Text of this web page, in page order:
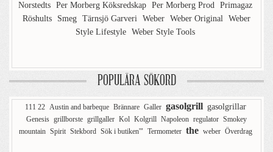
Norstedts Per Morberg Köksredskap Per Morberg Prod Primagaz
Röshults
Smeg Tärnsjö Garveri Weber Weber Original Weber
Style Lifestyle Weber Style Tools
POPULÄRA SÖKORD
111 22 Austin and barbeque Brännare Galler gasolgrill gasolgrillar
Genesis grillborste grillgaller Kol Kolgrill Napoleon regulator Smokey
mountain Spirit Stekbord Sök i butiken'" Termometer the weber Överdrag